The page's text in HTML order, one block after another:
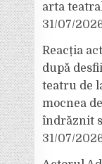
arta
31/07/
Reacția
după
teatru de
mocnea
îndrăznit
31/07/